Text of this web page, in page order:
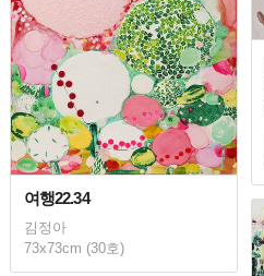
여행22.34
김정아
73x73cm (30호)